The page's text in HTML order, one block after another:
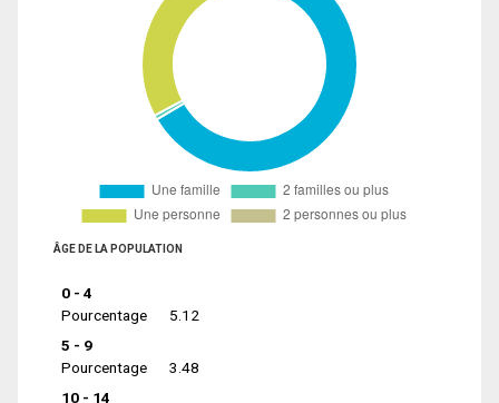
ÂGE DE LA POPULATION
0 - 4
Pourcentage
5.12
5 - 9
Pourcentage
3.48
10 - 14